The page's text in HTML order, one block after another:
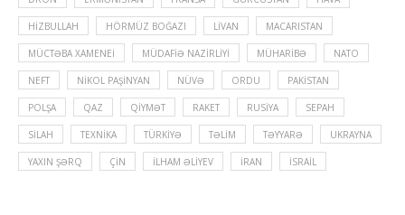
HIZBULLAH HÖRMÜZ BOĞAZI LIVAN MACARISTAN
MÜCTƏBA XAMENEI MÜDAFIƏ NAZIRLIYI MÜHARIBƏ NATO
NEFT NIKOL PAŞINYAN NÜVƏ ORDU PAKISTAN
POLŞA QAZ QIYMƏT RAKET RUSIYA SEPAH
SILAH TEXNIKA TÜRKIYƏ TƏLIM TƏYYARƏ UKRAYNA
YAXIN ŞƏRQ ÇIN İLHAM ƏLIYEV İRAN İSRAIL